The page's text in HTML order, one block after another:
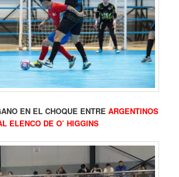
EN EL CHOQUE ENTRE ARGENTINOS
ELENCO DE O’ HIGGINS